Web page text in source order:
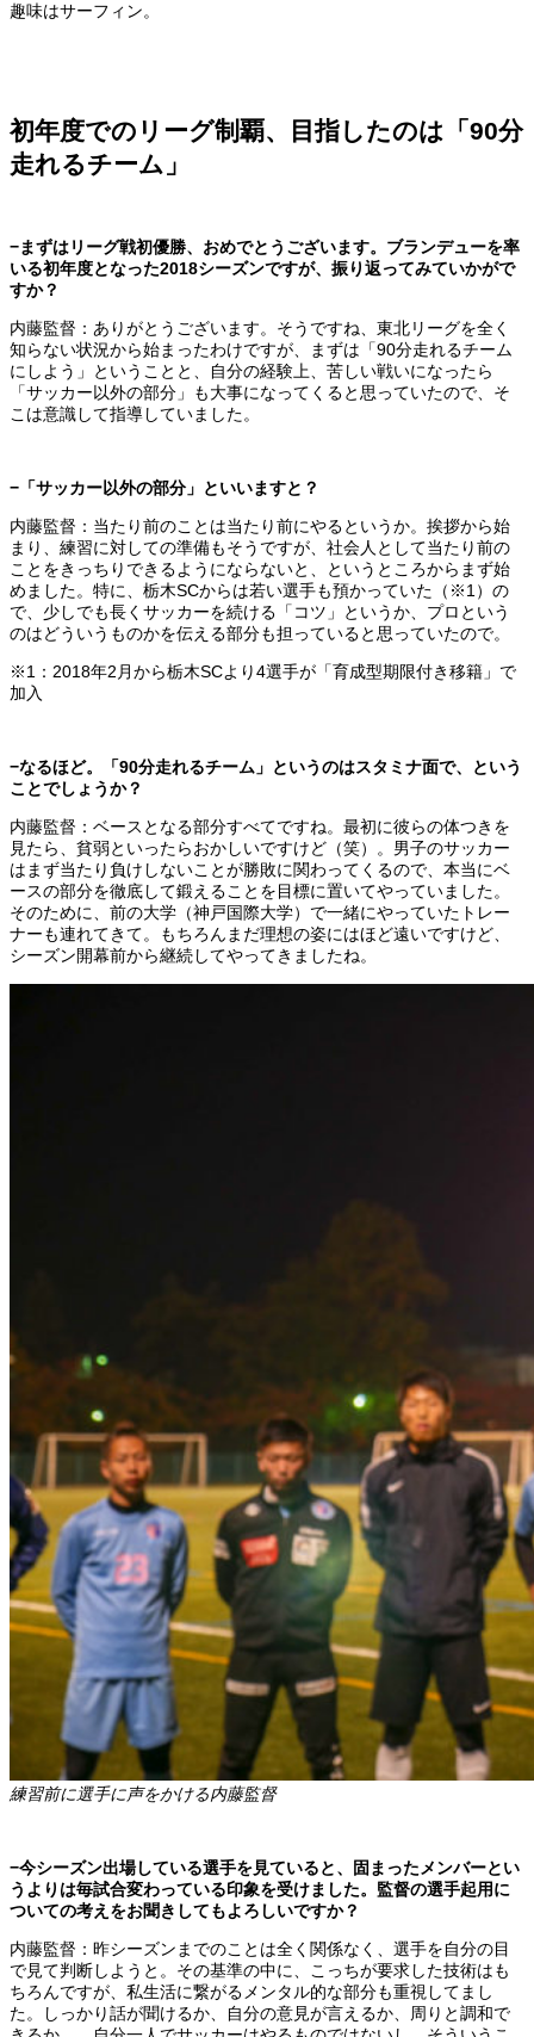
趣味はサーフィン。
初年度でのリーグ制覇、目指したのは「90分
走れるチーム」
−まずはリーグ戦初優勝、おめでとうございます。ブランデューを率
いる初年度となった2018シーズンですが、振り返ってみていかがで
すか？
内藤監督：ありがとうございます。そうですね、東北リーグを全く
知らない状況から始まったわけですが、まずは「90分走れるチーム
にしよう」ということと、自分の経験上、苦しい戦いになったら
「サッカー以外の部分」も大事になってくると思っていたので、そ
こは意識して指導していました。
−「サッカー以外の部分」といいますと？
内藤監督：当たり前のことは当たり前にやるというか。挨拶から始
まり、練習に対しての準備もそうですが、社会人として当たり前の
ことをきっちりできるようにならないと、というところからまず始
めました。特に、栃木SCからは若い選手も預かっていた（※1）の
で、少しでも長くサッカーを続ける「コツ」というか、プロという
のはどういうものかを伝える部分も担っていると思っていたので。
※1：2018年2月から栃木SCより4選手が「育成型期限付き移籍」で
加入
−なるほど。「90分走れるチーム」というのはスタミナ面で、という
ことでしょうか？
内藤監督：ベースとなる部分すべてですね。最初に彼らの体つきを
見たら、貧弱といったらおかしいですけど（笑）。男子のサッカー
はまず当たり負けしないことが勝敗に関わってくるので、本当にベ
ースの部分を徹底して鍛えることを目標に置いてやっていました。
そのために、前の大学（神戸国際大学）で一緒にやっていたトレー
ナーも連れてきて。もちろんまだ理想の姿にはほど遠いですけど、
シーズン開幕前から継続してやってきましたね。
練習前に選手に声をかける内藤監督
−今シーズン出場している選手を見ていると、固まったメンバーとい
うよりは毎試合変わっている印象を受けました。監督の選手起用に
ついての考えをお聞きしてもよろしいですか？
内藤監督：昨シーズンまでのことは全く関係なく、選手を自分の目
で見て判断しようと。その基準の中に、こっちが要求した技術はも
ちろんですが、私生活に繋がるメンタル的な部分も重視してまし
た。しっかり話が聞けるか、自分の意見が言えるか、周りと調和で